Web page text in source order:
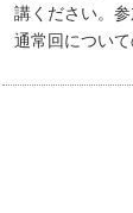
講ください。参
通常回につい